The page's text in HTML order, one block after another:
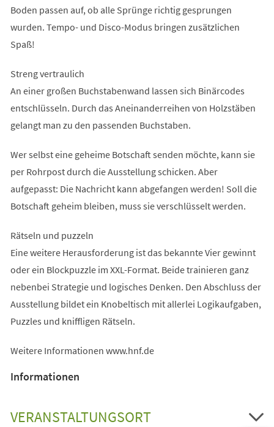
Boden passen auf, ob alle Sprünge richtig gesprungen
wurden. Tempo- und Disco-Modus bringen zusätzlichen
Spaß!
Streng vertraulich
An einer großen Buchstabenwand lassen sich Binärcodes
entschlüsseln. Durch das Aneinanderreihen von Holzstäben
gelangt man zu den passenden Buchstaben.
Wer selbst eine geheime Botschaft senden möchte, kann sie
per Rohrpost durch die Ausstellung schicken. Aber
aufgepasst: Die Nachricht kann abgefangen werden! Soll die
Botschaft geheim bleiben, muss sie verschlüsselt werden.
Rätseln und puzzeln
Eine weitere Herausforderung ist das bekannte Vier gewinnt
oder ein Blockpuzzle im XXL-Format. Beide trainieren ganz
nebenbei Strategie und logisches Denken. Den Abschluss der
Ausstellung bildet ein Knobeltisch mit allerlei Logikaufgaben,
Puzzles und kniffligen Rätseln.
Weitere Informationen www.hnf.de
Informationen
VERANSTALTUNGSORT